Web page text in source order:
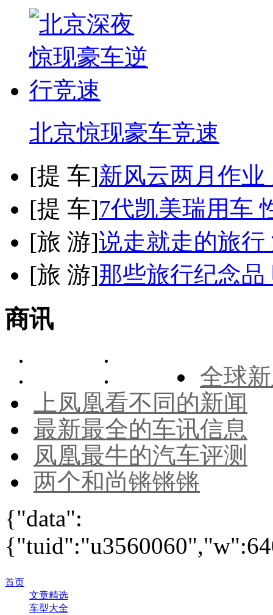
北京惊现豪车竞速
[提 车]新风云两月作
[提 车]7代凯美瑞用车
[旅 游]说走就走的旅
[旅 游]那些旅行纪念
商讯
全球
上凤凰看不同的新闻
最新最全的车讯信息
凤凰最牛的汽车评测
两个和尚锵锵锵
{"data":
首页
文章精选
车型大全